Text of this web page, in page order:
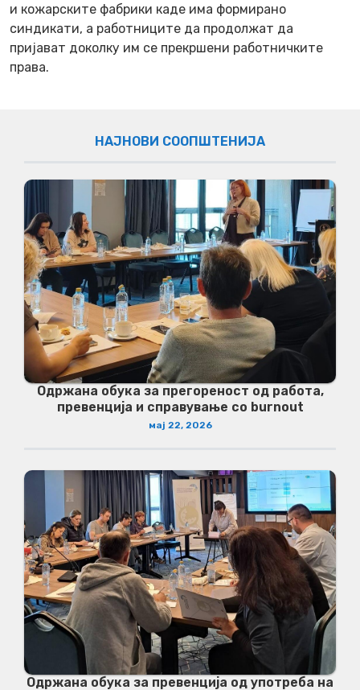
и кожарските фабрики каде има формирано
синдикати, а работниците да продолжат да
пријават доколку им се прекршени работничките
права.
НАЈНОВИ СООПШТЕНИЈА
Одржана обука за прегореност од работа,
превенција и справување со burnout
мај 22, 2026
Одржана обука за превенција од употреба на